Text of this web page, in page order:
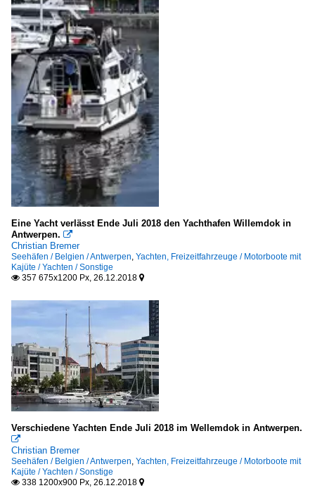
Eine Yacht verlässt Ende Juli 2018 den Yachthafen Willemdok in
Antwerpen. 
Christian Bremer
Seehäfen / Belgien / Antwerpen Yachten, Freizeitfahrzeuge / Motorboote mit
Kajüte / Yachten / Sonstige
 357 675x1200 Px, 26.12.2018 
Verschiedene Yachten Ende Juli 2018 im Wellemdok in Antwerpen.

Christian Bremer
Seehäfen / Belgien / Antwerpen Yachten, Freizeitfahrzeuge / Motorboote mit
Kajüte / Yachten / Sonstige
 338 1200x900 Px, 26.12.2018 